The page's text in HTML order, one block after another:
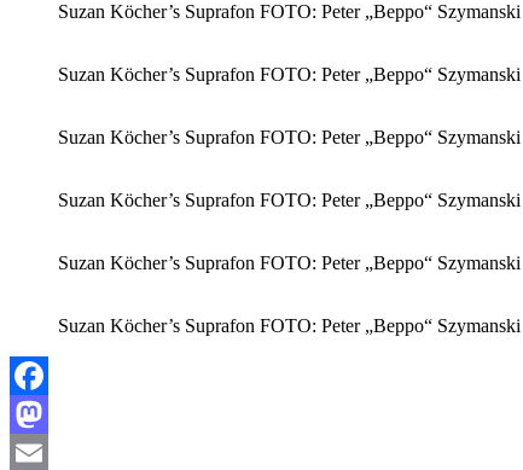
Suzan Köcher’s Suprafon FOTO: Peter „Beppo“ Szymanski
Suzan Köcher’s Suprafon FOTO: Peter „Beppo“ Szymanski
Suzan Köcher’s Suprafon FOTO: Peter „Beppo“ Szymanski
Suzan Köcher’s Suprafon FOTO: Peter „Beppo“ Szymanski
Suzan Köcher’s Suprafon FOTO: Peter „Beppo“ Szymanski
Suzan Köcher’s Suprafon FOTO: Peter „Beppo“ Szymanski
Facebook
Mastodon